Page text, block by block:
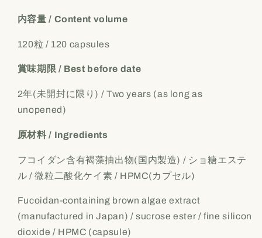
子
コ
イ
ン
カ
セ
ル]
Daily
Wellness
Supplement
子
コ
イ
ン
セ
ル]
Daily
Wellness
Supplement
内容量 / Content volume
120粒 / 120 capsules
賞味期限 / Best before date
2年(未開封に限り) / Two years (as long as
unopened)
原材料 / Ingredients
フコイダン含有褐藻抽出物(国内製造) / ショ糖エステ
ル / 微粒二酸化ケイ素 / HPMC(カプセル)
Fucoidan-containing brown algae extract
(manufactured in Japan) / sucrose ester / fine silicon
dioxide / HPMC (capsule)